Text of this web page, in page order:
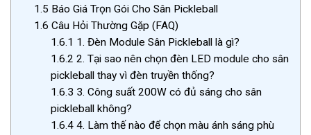
1.5 Báo Giá Trọn Gói Cho Sân Pickleball
1.6 Câu Hỏi Thường Gặp (FAQ)
1.6.1 1. Đèn Module Sân Pickleball là gì?
1.6.2 2. Tại sao nên chọn đèn LED module cho sân
pickleball thay vì đèn truyền thống?
1.6.3 3. Công suất 200W có đủ sáng cho sân
pickleball không?
1.6.44. Làm thế nào để chọn màu ánh sáng phù